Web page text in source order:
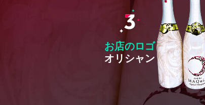
お店のロゴ
オリシャン